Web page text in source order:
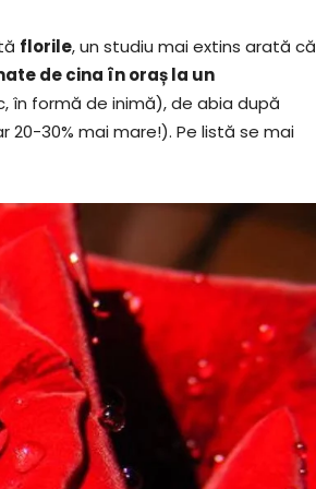
florile, un studiu mai extins arată că
de cina în oraș la un
în formă de inimă), de abia după
30% mai mare!). Pe listă se mai